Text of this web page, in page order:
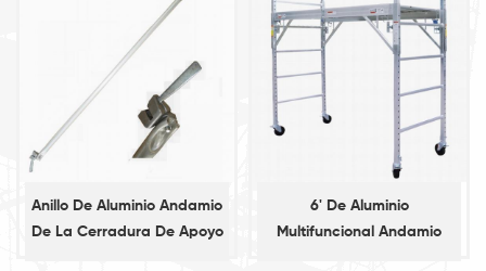
Anillo De Aluminio Andamio
De La Cerradura De Apoyo
6' De Aluminio
Multifuncional Andamio